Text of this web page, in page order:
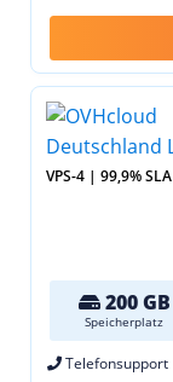
VPS-4 | 99,9% SLA
200 GB
Speicherplatz
Telefonsupport